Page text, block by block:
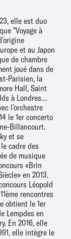
elle est duo
"Voyage à
et au Japon
de chambre
joué dans de
Parisien, la
Hall, Saint
à Londres…
l’orchestre
le 1er concerto
Billancourt.
et se
cadre des
de musique
«Brin
en 2013.
Léopold
rencontres
obtient le 1er
Lempdes en
En 2016, elle
elle intègre le